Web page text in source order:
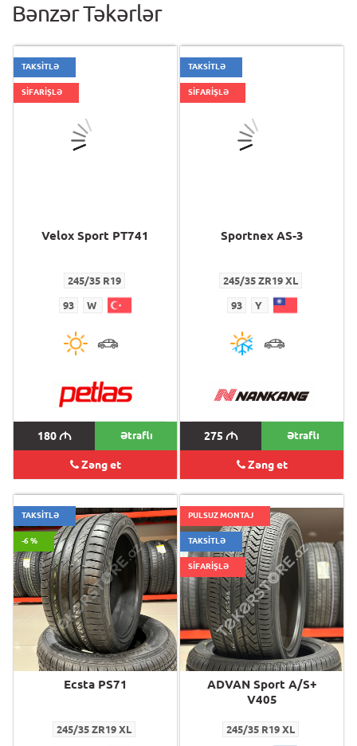
Bənzər Təkərlər
TAKSİTLƏ
SİFARİŞLƏ
Velox Sport PT741
245/35 R19
93 W
180M Ətraflı
Zəng et
TAKSİTLƏ
SİFARİŞLƏ
Sportnex AS-3
245/35 ZR19 XL
93 Y
275 M Ətraflı
Zəng et
TAKSİTLƏ
-6 %
Ecsta PS71
245/35 ZR19 XL
PULSUZ MONTAJ
TAKSİTLƏ
SİFARİŞLƏ
ADVAN Sport A/S+
V405
245/35 R19 XL